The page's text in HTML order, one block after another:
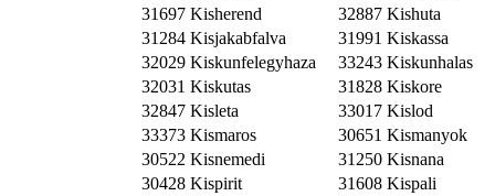
31697 Kisherend
32887 Kishuta
31284 Kisjakabfalva
31991 Kiskassa
32029 Kiskunfelegyhaza
33243 Kiskunhalas
32031 Kiskutas
31828 Kiskore
32847 Kisleta
33017 Kislod
33373 Kismaros
30651 Kismanyok
30522 Kisnemedi
31250 Kisnana
30428 Kispirit
31608 Kispali